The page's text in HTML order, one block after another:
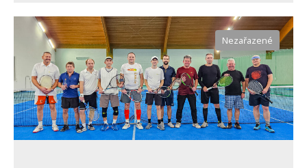
Nezařazené